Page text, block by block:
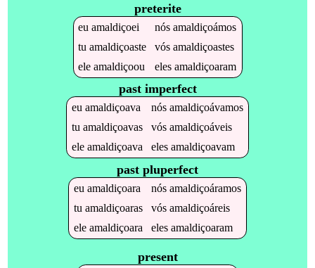
preterite
euamaldiçoei nósamaldiçoámos
tuamaldiçoaste vósamaldiçoastes
eleamaldiçoou elesamaldiçoaram
past imperfect
eu amaldiçoava nós amaldiçoávamos
tu amaldiçoavas vós amaldiçoáveis
ele amaldiçoava eles amaldiçoavam
past pluperfect
eu amaldiçoara nós amaldiçoáramos
tu amaldiçoaras vós amaldiçoáreis
ele amaldiçoara eles amaldiçoaram
present